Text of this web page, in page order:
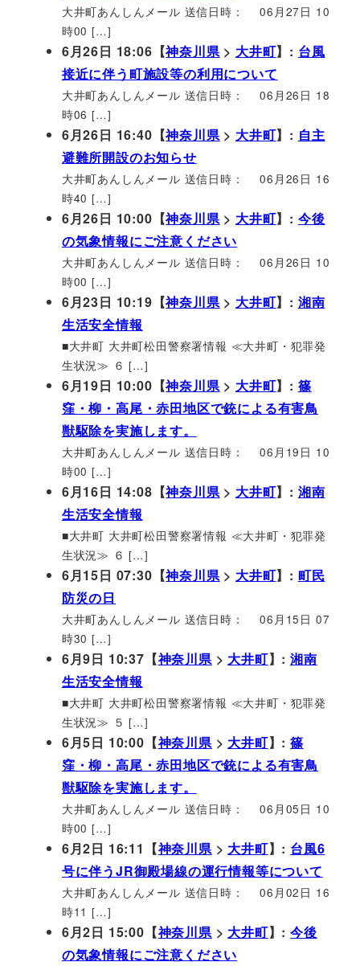
大井町あんしんメール 送信日時： 06月27日 10
時00 […]
6月26日 18:06【神奈川県> 大井町】: 台風
接近に伴う町施設等の利用について
大井町あんしんメール 送信日時： 06月26日 18
時06 […]
6月26日 16:40【神奈川県> 大井町】: 自主
避難所開設のお知らせ
大井町あんしんメール 送信日時： 06月26日 16
時40 […]
6月26日 10:00【神奈川県> 大井町】: 今後
の気象情報にご注意ください
大井町あんしんメール 送信日時： 06月26日 10
時00 […]
6月23日 10:19【神奈川県> 大井町】: 湘南
生活安全情報
■大井町 大井町松田警察署情報 ≪大井町・犯罪発
生状況≫ ６ […]
6月19日 10:00【神奈川県> 大井町】: 篠
窪・柳・高尾・赤田地区で銃による有害鳥
獣駆除を実施します。
大井町あんしんメール 送信日時： 06月19日 10
時00 […]
6月16日 14:08【神奈川県> 大井町】: 湘南
生活安全情報
■大井町 大井町松田警察署情報 ≪大井町・犯罪発
生状況≫ ６ […]
6月15日 07:30【神奈川県> 大井町】: 町民
防災の日
大井町あんしんメール 送信日時： 06月15日 07
時30 […]
6月9日 10:37【神奈川県> 大井町】:湘南
生活安全情報
■大井町 大井町松田警察署情報 ≪大井町・犯罪発
生状況≫ ５ […]
6月5日 10:00【神奈川県> 大井町】:篠
窪・柳・高尾・赤田地区で銃による有害鳥
獣駆除を実施します。
大井町あんしんメール 送信日時： 06月05日 10
時00 […]
6月2日 16:11【神奈川県> 大井町】: 台風6
号に伴うJR御殿場線の運行情報等について
大井町あんしんメール 送信日時： 06月02日 16
時11 […]
6月2日 15:00【神奈川県> 大井町】:今後
の気象情報にご注意ください